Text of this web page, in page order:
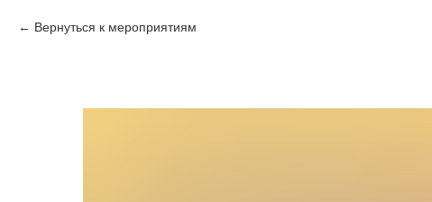
Вернуться к мероприятиям